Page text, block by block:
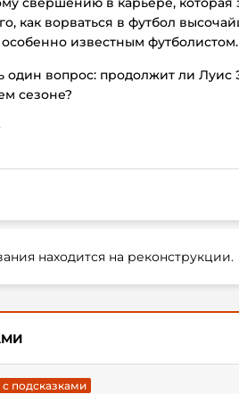
как ворваться в футбол
известным футболистом.
один вопрос: продолжит ли Луис
сезоне?
находится на реконструкции.
подсказками